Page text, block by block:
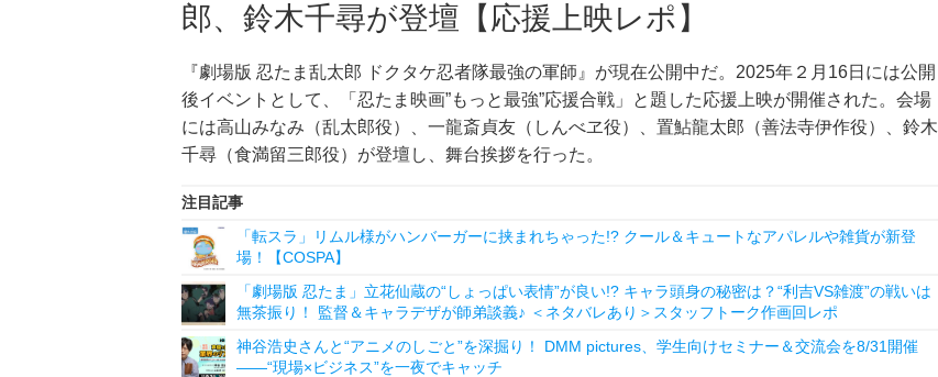
郎、鈴木千尋が登壇【応援上映レポ】
『劇場版 忍たま乱太郎 ドクタケ忍者隊最強の軍師』が現在公開中だ。2025年２月16日には公開
後イベントとして、「忍たま映画”もっと最強”応援合戦」と題した応援上映が開催された。会場
には高山みなみ（乱太郎役）、一龍斎貞友（しんべヱ役）、置鮎龍太郎（善法寺伊作役）、鈴木
千尋（食満留三郎役）が登壇し、舞台挨拶を行った。
注目記事
「転スラ」リムル様がハンバーガーに挟まれちゃった!? クール＆キュートなアパレルや雑貨が新登
場！【COSPA】
「劇場版 忍たま」立花仙蔵の“しょっぱい表情”が良い!? キャラ頭身の秘密は？“利吉VS雑渡”の戦いは
無茶振り！ 監督＆キャラデザが師弟談義♪ ＜ネタバレあり＞スタッフトーク作画回レポ
神谷浩史さんと“アニメのしごと”を深掘り！ DMM pictures、学生向けセミナー＆交流会を8/31開催
――“現場×ビジネス”を一夜でキャッチ